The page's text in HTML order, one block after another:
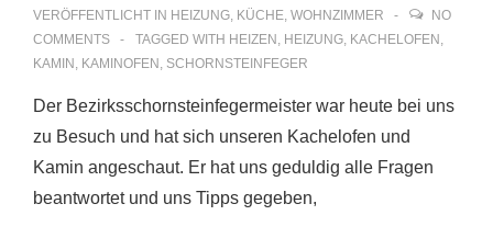
VERÖFFENTLICHT IN HEIZUNG, KÜCHE, WOHNZIMMER
NO
COMMENTS
TAGGED WITH HEIZEN , HEIZUNG, KACHELOFEN ,
KAMIN , KAMINOFEN , SCHORNSTEINFEGER
Der Bezirksschornsteinfegermeister war heute bei uns
zu Besuch und hat sich unseren Kachelofen und
Kamin angeschaut. Er hat uns geduldig alle Fragen
beantwortet und uns Tipps gegeben,